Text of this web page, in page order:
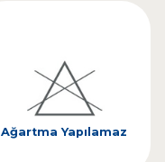
Ağartma Yapılamaz